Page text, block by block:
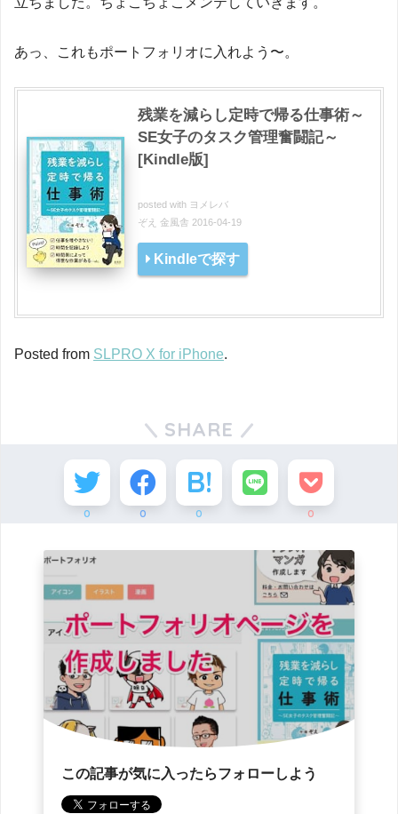
あっ、これもポートフォリオに入れよう〜。
残業を減らし定時で帰る仕事術～
SE女子のタスク管理奮闘記～
[Kindle版]
posted with ヨメレバ
ぞえ 金風舎 2016-04-19
Kindleで探す
Posted from SLPRO X for iPhone.
SHARE
0 0 0 0
この記事が気に入ったらフォローしよう